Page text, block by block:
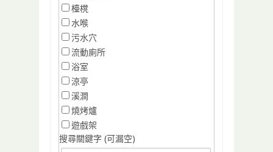
檯櫈
水喉
污水穴
流動廁所
浴室
涼亭
溪澗
燒烤爐
遊戲架
搜尋關鍵字 (可漏空)